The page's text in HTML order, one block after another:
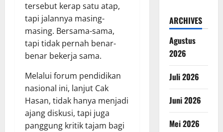
tersebut kerap satu atap,
tapi jalannya masing-
masing. Bersama-sama,
tapi tidak pernah benar-
benar bekerja sama.
Melalui forum pendidikan
nasional ini, lanjut Cak
Hasan, tidak hanya menjadi
ajang diskusi, tapi juga
panggung kritik tajam bagi
ARCHIVES
Agustus
2026
Juli 2026
Juni 2026
Mei 2026